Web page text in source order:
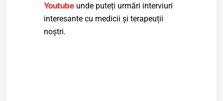
Youtube unde puteți urmări interviuri
interesante cu medicii și terapeuții
noștri.